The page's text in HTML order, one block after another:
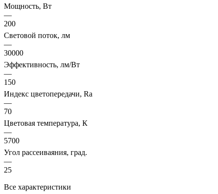
Мощность, Вт
—
200
Световой поток, лм
—
30000
Эффективность, лм/Вт
—
150
Индекс цветопередачи, Ra
—
70
Цветовая температура, К
—
5700
Угол рассеиваяния, град.
—
25
Все характеристики